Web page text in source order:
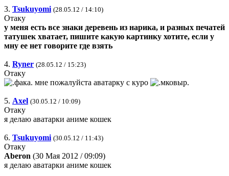
3. Tsukuyomi (28.05.12 / 14:10)
Отаку
у меня есть все знаки деревень из нарика, и разных печатей
татушек хватает, пишите какую картинку хотите, если у
мну ее нет говорите где взять
4. Ryner (28.05.12 / 15:23)
Отаку
мне пожалуйста аватарку с куро
5. Axel (30.05.12 / 10:09)
Отаку
я делаю аватарки аниме кошек
6. Tsukuyomi (30.05.12 / 11:43)
Отаку
Aberon (30 Мая 2012 / 09:09)
я делаю аватарки аниме кошек